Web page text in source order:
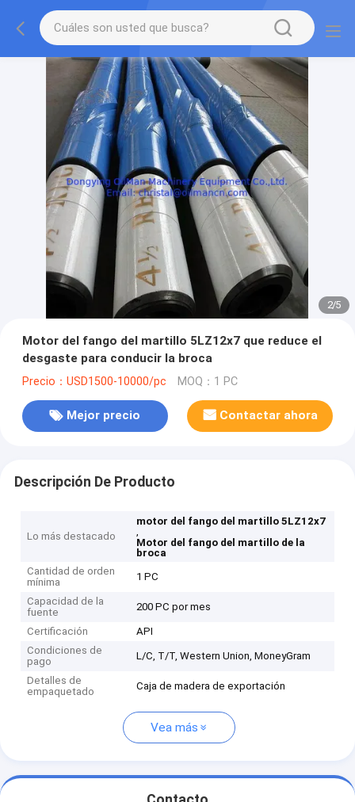
2/5
Motor del fango del martillo 5LZ12x7 que reduce el
desgaste para conducir la broca
Precio：USD1500-10000/pc MOQ：1 PC
Mejor precio Contactar ahora
Descripción De Producto
Lo más destacado
motor del fango del martillo 5LZ12x7
,
Motor del fango del martillo de la
broca
Cantidad de orden
mínima
1 PC
Capacidad de la
fuente
200 PC por mes
Certificación
API
Condiciones de
pago
L/C, T/T, Western Union, MoneyGram
Detalles de
empaquetado
Caja de madera de exportación
Vea más